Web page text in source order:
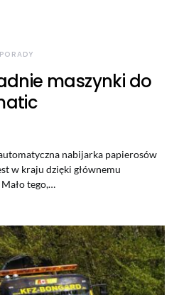
PORADY
maszynki do
nabijarka papierosów
w kraju dzięki głównemu
tego,…